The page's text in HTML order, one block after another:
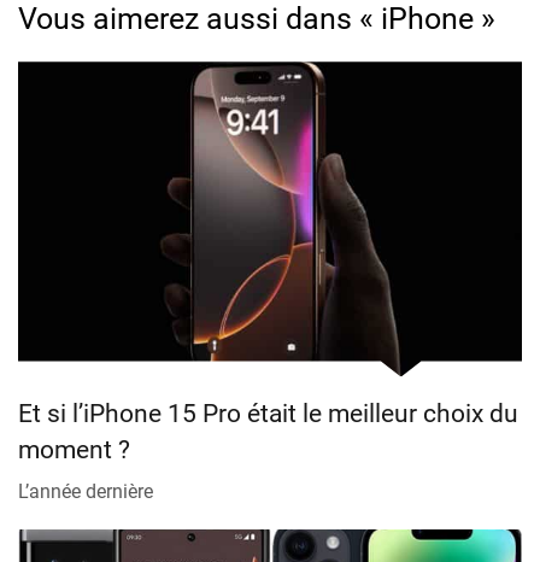
Vous aimerez aussi dans « iPhone »
Et si l’iPhone 15 Pro était le meilleur choix du
moment ?
L’année dernière